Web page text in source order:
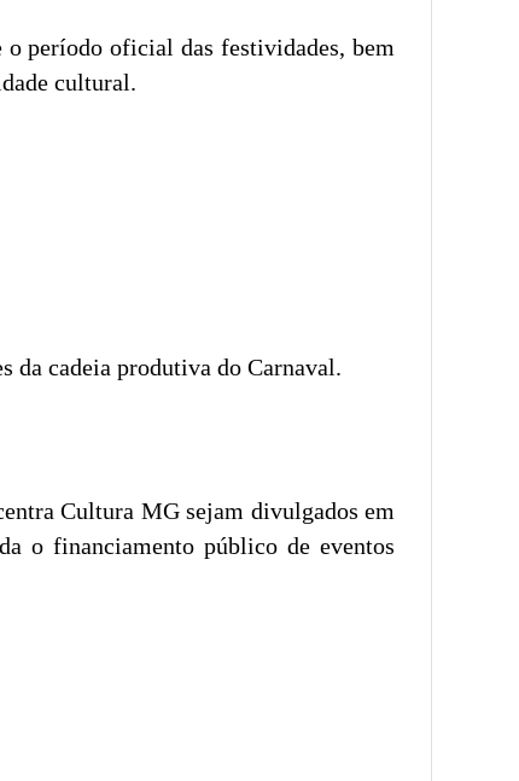
período oficial das festividades, bem
cultural.
da cadeia produtiva do Carnaval.
Cultura MG sejam divulgados em
o financiamento público de eventos